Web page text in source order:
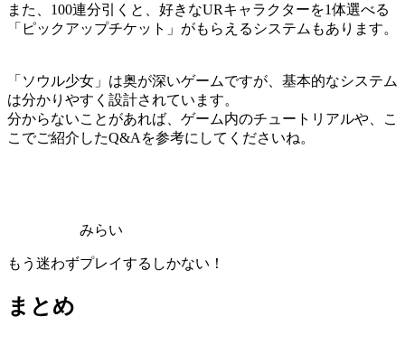
また、100連分引くと、好きなURキャラクターを1体選べる
「ピックアップチケット」がもらえるシステムもあります。
「ソウル少女」は奥が深いゲームですが、基本的なシステム
は分かりやすく設計されています。
分からないことがあれば、ゲーム内のチュートリアルや、こ
こでご紹介したQ&Aを参考にしてくださいね。
みらい
もう迷わずプレイするしかない！
まとめ